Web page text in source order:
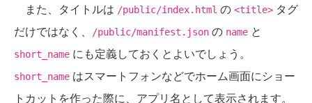
また、タイトルは /public/index.html の <title> タグ
だけではなく、
/public/manifest.json の name と
short_name にも定義しておくとよいでしょう。
short_name はスマートフォンなどでホーム画面にショー
トカットを作った際に、アプリ名として表示されます。